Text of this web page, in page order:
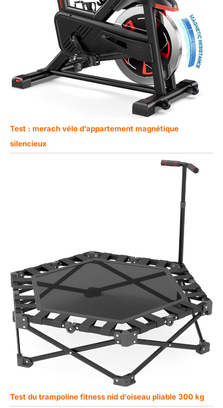
Test : merach vélo d’appartement magnétique
silencieux
Test du trampoline fitness nid d’oiseau pliable 300 kg